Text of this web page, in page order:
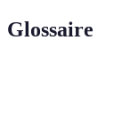
Glossaire